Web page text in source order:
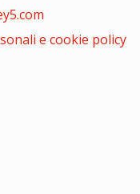
e cookie policy